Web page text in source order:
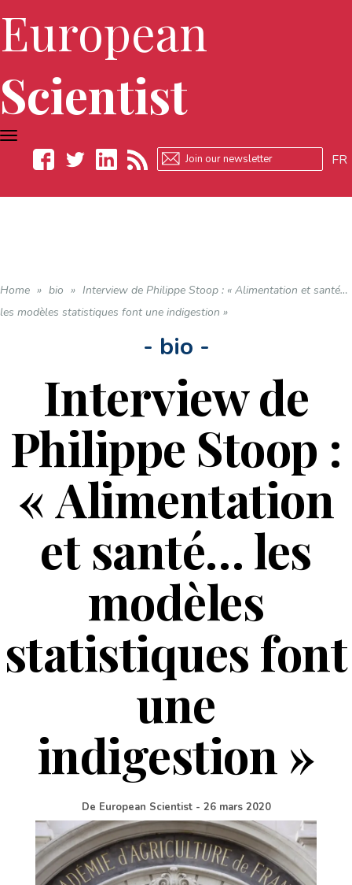
European
Scientist
FR
TOGGLE
NAVIGATION
Home » bio » Interview de Philippe Stoop : « Alimentation et santé…
les modèles statistiques font une indigestion »
- bio -
Interview de
Philippe Stoop :
« Alimentation
et santé… les
modèles
statistiques font
une
indigestion »
De European Scientist - 26 mars 2020